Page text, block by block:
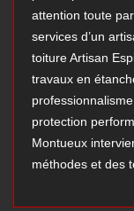
attention toute
services d’un
toiture Artisan
travaux en
protection
Montueux
méthodes et des